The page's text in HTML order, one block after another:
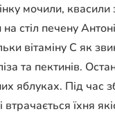
мочили, квасили
стіл печену
вітаміну С як
та пектинів.
яблуках. Під час
їхня